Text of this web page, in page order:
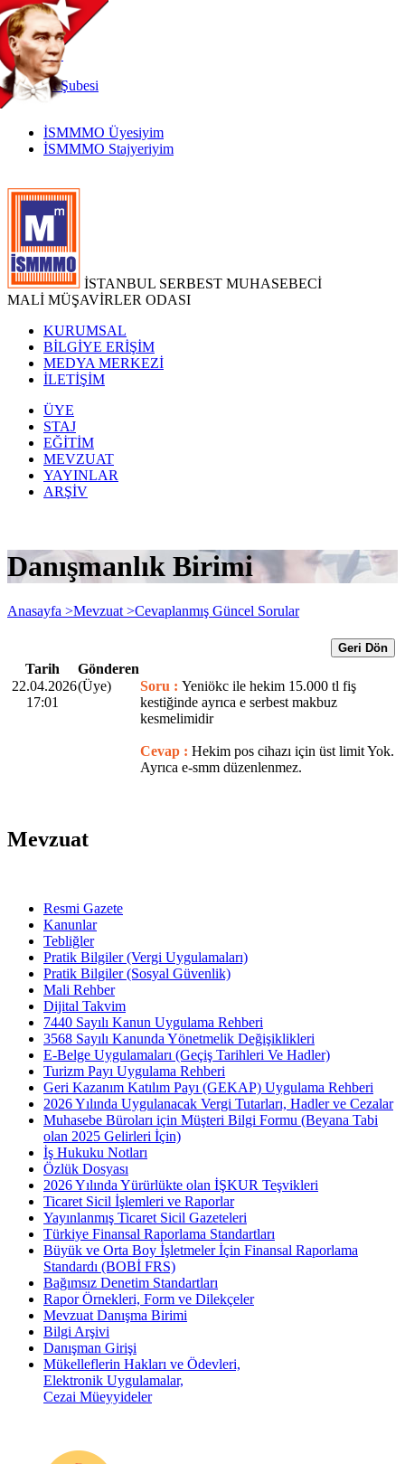
TR
|
EN
İnternetŞubesi
İSMMMO Üyesiyim
İSMMMO Stajyeriyim
İSTANBUL SERBEST MUHASEBECİ
MALİ MÜŞAVİRLER ODASI
KURUMSAL
BİLGİYE ERİŞİM
MEDYA MERKEZİ
İLETİŞİM
ÜYE
STAJ
EĞİTİM
MEVZUAT
YAYINLAR
ARŞİV
Danışmanlık Birimi
Anasayfa >Mevzuat >Cevaplanmış Güncel Sorular
Geri Dön
Tarih
Gönderen
22.04.2026
17:01
(Üye) Soru : Yeniökc ile hekim 15.000 tl fiş
kestiğinde ayrıca e serbest makbuz
kesmelimidir
Cevap : Hekim pos cihazı için üst limit Yok.
Ayrıca e-smm düzenlenmez.
Mevzuat
Resmi Gazete
Kanunlar
Tebliğler
Pratik Bilgiler (Vergi Uygulamaları)
Pratik Bilgiler (Sosyal Güvenlik)
Mali Rehber
Dijital Takvim
7440 Sayılı Kanun Uygulama Rehberi
3568 Sayılı Kanunda Yönetmelik Değişiklikleri
E-Belge Uygulamaları (Geçiş Tarihleri Ve Hadler)
Turizm Payı Uygulama Rehberi
Geri Kazanım Katılım Payı (GEKAP) Uygulama Rehberi
2026 Yılında Uygulanacak Vergi Tutarları, Hadler ve Cezalar
Muhasebe Büroları için Müşteri Bilgi Formu (Beyana Tabi
olan 2025 Gelirleri İçin)
İş Hukuku Notları
Özlük Dosyası
2026 Yılında Yürürlükte olan İŞKUR Teşvikleri
Ticaret Sicil İşlemleri ve Raporlar
Yayınlanmış Ticaret Sicil Gazeteleri
Türkiye Finansal Raporlama Standartları
Büyük ve Orta Boy İşletmeler İçin Finansal Raporlama
Standardı (BOBİ FRS)
Bağımsız Denetim Standartları
Rapor Örnekleri, Form ve Dilekçeler
Mevzuat Danışma Birimi
Bilgi Arşivi
Danışman Girişi
Mükelleflerin Hakları ve Ödevleri,
Elektronik Uygulamalar,
Cezai Müeyyideler